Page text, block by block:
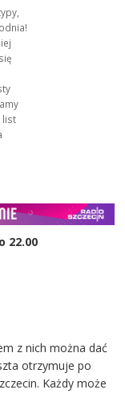
list
22.00
z nich można dać
otrzymuje po
Każdy może